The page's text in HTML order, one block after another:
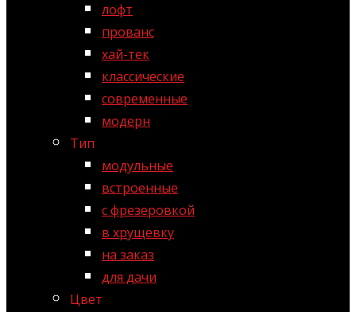
лофт
прованс
хай-тек
классические
современные
модерн
Тип
модульные
встроенные
с фрезеровкой
в хрущевку
на заказ
для дачи
Цвет